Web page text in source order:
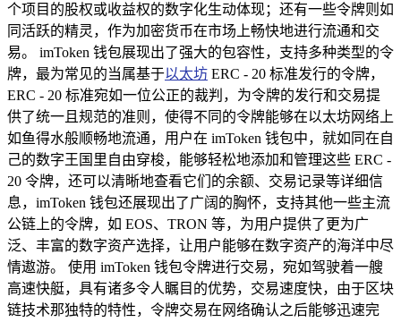
个项目的股权或收益权的数字化生动体现；还有一些令牌则如
同活跃的精灵，作为加密货币在市场上畅快地进行流通和交
易。 imToken 钱包展现出了强大的包容性，支持多种类型的令
牌，最为常见的当属基于以太坊 ERC - 20 标准发行的令牌，
ERC - 20 标准宛如一位公正的裁判，为令牌的发行和交易提
供了统一且规范的准则，使得不同的令牌能够在以太坊网络上
如鱼得水般顺畅地流通，用户在 imToken 钱包中，就如同在自
己的数字王国里自由穿梭，能够轻松地添加和管理这些 ERC -
20 令牌，还可以清晰地查看它们的余额、交易记录等详细信
息，imToken 钱包还展现出了广阔的胸怀，支持其他一些主流
公链上的令牌，如 EOS、TRON 等，为用户提供了更为广
泛、丰富的数字资产选择，让用户能够在数字资产的海洋中尽
情遨游。 使用 imToken 钱包令牌进行交易，宛如驾驶着一艘
高速快艇，具有诸多令人瞩目的优势，交易速度快，由于区块
链技术那独特的特性，令牌交易在网络确认之后能够迅速完